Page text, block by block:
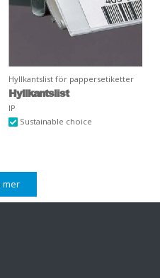
Hyllkantslist för pappersetiketter
Hyllkantslist
IP
Sustainable choice
mer